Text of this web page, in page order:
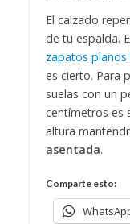
El calzado
de tu espalda.
zapatos
es cierto. Para
suelas con un
centímetros es
altura
asentada.
Comparte esto: